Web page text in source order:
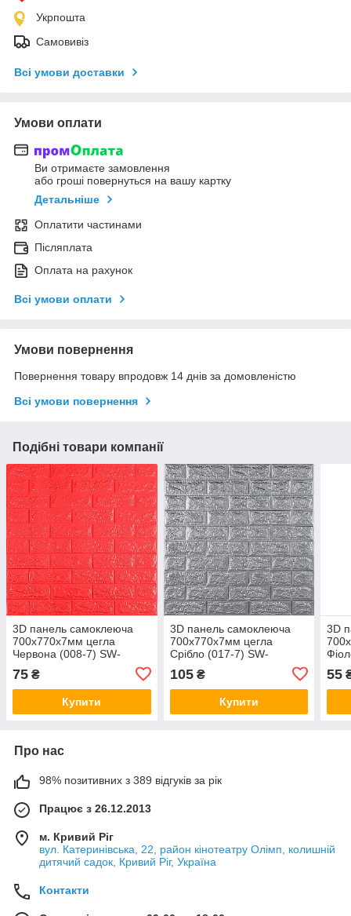
Укрпошта
Самовивіз
Всі умови доставки
Умови оплати
Ви отримаєте замовлення
або гроші повернуться на вашу картку
Детальніше
Оплатити частинами
Післяплата
Оплата на рахунок
Всі умови оплати
Умови повернення
Повернення товару впродовж 14 днів за домовленістю
Всі умови повернення
Подібні товари компанії
3D панель самоклеюча
700х770х7мм цегла
Червона (008-7) SW-
75 ₴
Купити
3D панель самоклеюча
700х770х7мм цегла
Срібло (017-7) SW-
105₴
Купити
3D
55
Про нас
98% позитивних з 389 відгуків за рік
Працює з 26.12.2013
м. Кривий Ріг
вул. Катеринівська, 22, район кінотеатру Олімп, колишній
дитячий садок, Кривий Ріг, Україна
Контакти